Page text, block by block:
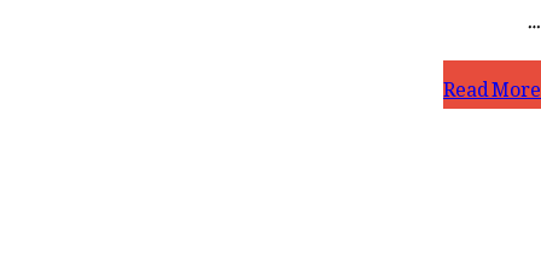
…
تلنگانہ
Read More